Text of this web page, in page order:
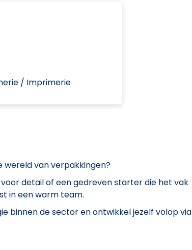
/ Imprimerie
wereld van verpakkingen?
detail of een gedreven starter die het vak
in een warm team.
binnen de sector en ontwikkel jezelf volop via